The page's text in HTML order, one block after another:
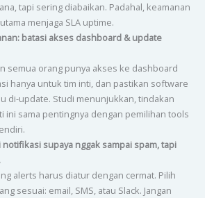
tapi sering diabaikan. Padahal, keamanan
menjaga SLA uptime.
batasi akses dashboard & update
semua orang punya akses ke dashboard
hanya untuk tim inti, dan pastikan software
di-update. Studi menunjukkan, tindakan
ini sama pentingnya dengan pemilihan tools
supaya nggak sampai spam, tapi
alerts harus diatur dengan cermat. Pilih
sesuai: email, SMS, atau Slack. Jangan